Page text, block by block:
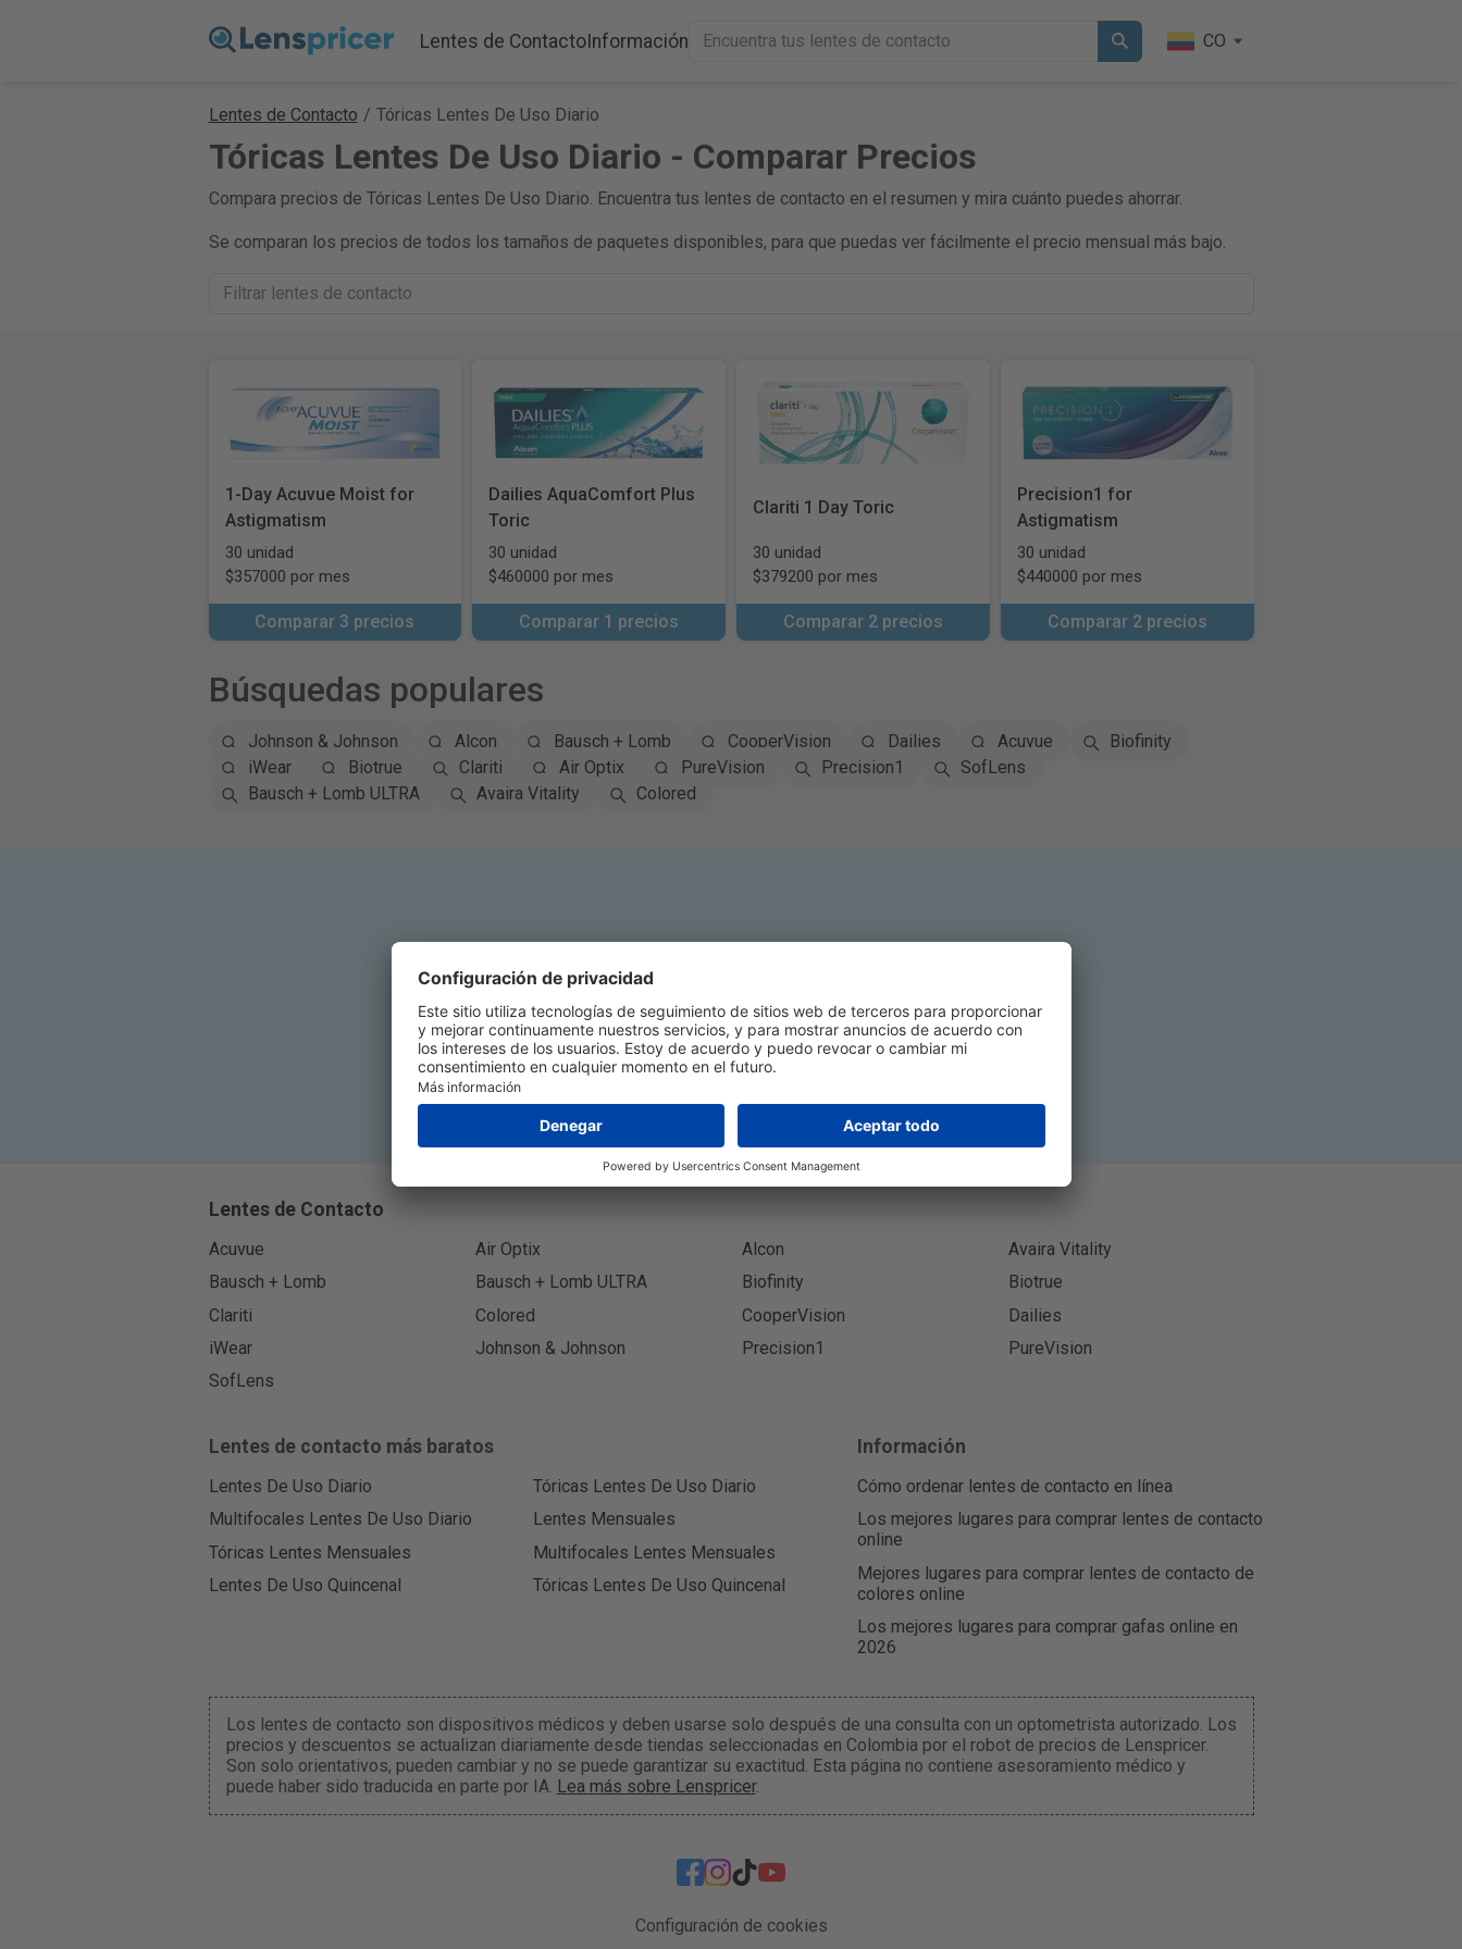
Lentes de ContactoInformación CO
Lentes de Contacto / Tóricas Lentes De Uso Diario
Tóricas Lentes De Uso Diario - Comparar Precios
Compara precios de Tóricas Lentes De Uso Diario. Encuentra tus lentes de contacto en el resumen y mira cuánto puedes ahorrar.
Se comparan los precios de todos los tamaños de paquetes disponibles, para que puedas ver fácilmente el precio mensual más bajo.
1-Day Acuvue Moist for
Astigmatism
30 unidad
$357000 por mes
Comparar 3 precios
Dailies AquaComfort Plus
Toric
30 unidad
$460000 por mes
Comparar 1 precios
Clariti 1 Day Toric
30 unidad
$379200 por mes
Comparar 2 precios
Precision1 for
Astigmatism
30 unidad
$440000 por mes
Comparar 2 precios
Búsquedas populares
Johnson & Johnson Alcon Bausch + Lomb CooperVision Dailies Acuvue
Biofinity
iWear
Biotrue Clariti Air Optix PureVision Precision1
SofLens
Bausch + Lomb ULTRA
Avaira Vitality Colored
Suscribirse
Lentes de Contacto
Acuvue Air Optix Alcon
Avaira Vitality
Bausch + Lomb
Bausch + Lomb ULTRA Biofinity
Biotrue
Clariti
Colored CooperVision
Dailies
iWear
Johnson & Johnson Precision1
PureVision
SofLens
Lentes de contacto más baratos
Lentes De Uso Diario
Tóricas Lentes De Uso Diario
Multifocales Lentes De Uso Diario
Lentes Mensuales
Tóricas Lentes Mensuales
Multifocales Lentes Mensuales
Lentes De Uso Quincenal
Tóricas Lentes De Uso Quincenal
Información
Cómo ordenar lentes de contacto en línea
Los mejores lugares para comprar lentes de contacto
online
Mejores lugares para comprar lentes de contacto de
colores online
Los mejores lugares para comprar gafas online en
2026
Los lentes de contacto son dispositivos médicos y deben usarse solo después de una consulta con un optometrista autorizado. Los
precios y descuentos se actualizan diariamente desde tiendas seleccionadas en Colombia por el robot de precios de Lenspricer.
Son solo orientativos, pueden cambiar y no se puede garantizar su exactitud. Esta página no contiene asesoramiento médico y
puede haber sido traducida en parte por IA. Lea más sobre Lenspricer.
Configuración de cookies